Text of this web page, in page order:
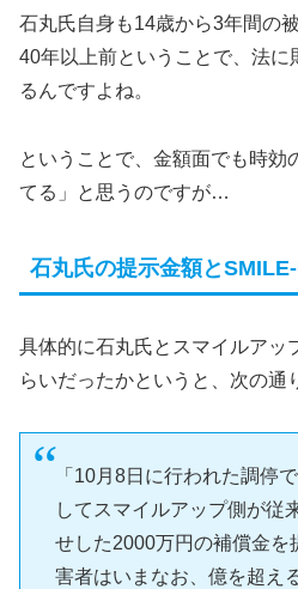
石丸氏自身も14歳から3年間の
40年以上前ということで、法に
るんですよね。
ということで、金額面でも時効
てる」と思うのですが…
石丸氏の提示金額と
具体的に石丸氏とスマイルアッ
らいだったかというと、次の通
「10月8日に行われた調停
してスマイルアップ側が従
せした2000万円の補償金を
害者はいまなお、億を超え